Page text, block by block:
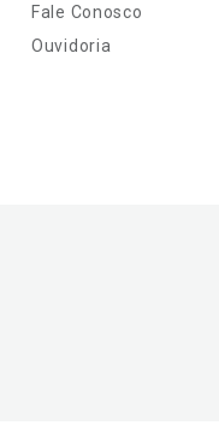
Fale Conosco
Ouvidoria